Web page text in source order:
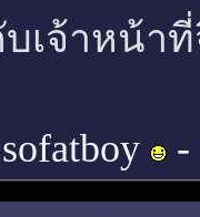
เจ้าหน้า
sofatboy